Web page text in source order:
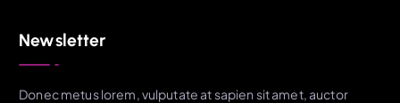
Newsletter
Donec metus lorem, vulputate at sapien sit amet, auctor